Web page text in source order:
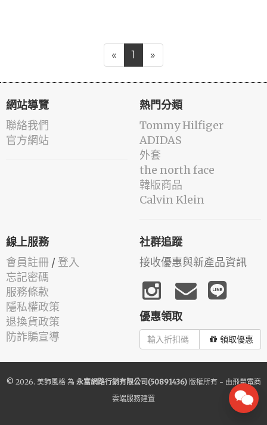
« 1 »
網站導覽
聯絡我們
官方網站
熱門分類
Tommy Hilfiger
ADIDAS
外套
the north face
韓版商品
Calvin Klein
線上服務
會員註冊 / 登入
忘記密碼
服務條款
隱私權政策
退換貨政策
防詐騙宣導
社群追蹤
接收優惠與新產品資訊
優惠領取
領取優惠
© 2026. 美飾風格為 永富網路行銷有限公司(50891436)版權所有 - 由飛鼠電商
雲端服務建置